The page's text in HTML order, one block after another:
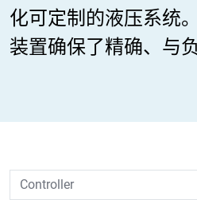
化可定制的液压系统
装置确保了精确、与